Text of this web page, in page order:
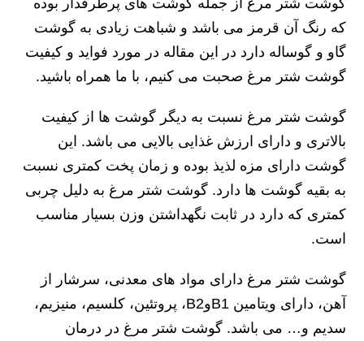
که رنگ آن قرمز می باشد و شباهت زیادی به گوشت
گاو و گوساله دارد در این مقاله در مورد فواید و کیفیت
گوشت شتر مرغ صحبت می کنیم، با ما همراه باشید.
گوشت شتر مرغ نسبت به دیگر گوشت ها از کیفیت
بالاتری و دارای ارزش غذایی بالایی می باشد. این
گوشت دارای مزه لذیذ بوده و زمان پخت کمتری نسبت
به بقیه گوشت ها دارد. گوشت شتر مرغ به دلیل چربی
کمتری که دارد در ثابت نگهداشتن وزن بسیار مناسب
است.
گوشت شتر مرغ دارای مواد های معدنی، سرشار از
آهن، دارای ویتامین B1وB2، پروتئین، کلسیم، منیزیم،
سدیم و… می باشد. گوشت شتر مرغ در درمان